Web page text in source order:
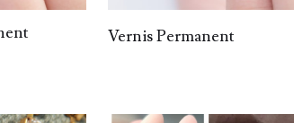
Vernis Permanent